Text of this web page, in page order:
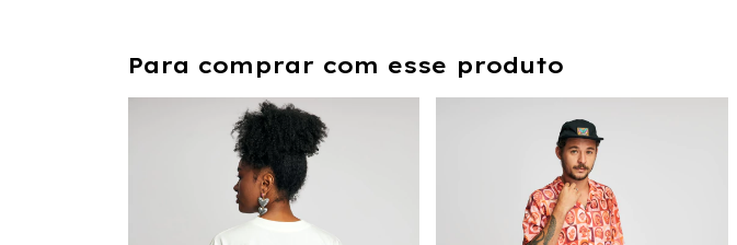
Para comprar com esse produto